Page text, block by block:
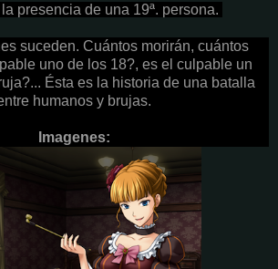
presencia de una 19ª. persona.
suceden. Cuántos morirán, cuántos
uno de los 18?, es el culpable un
Ésta es la historia de una batalla
humanos y brujas.
Imagenes: